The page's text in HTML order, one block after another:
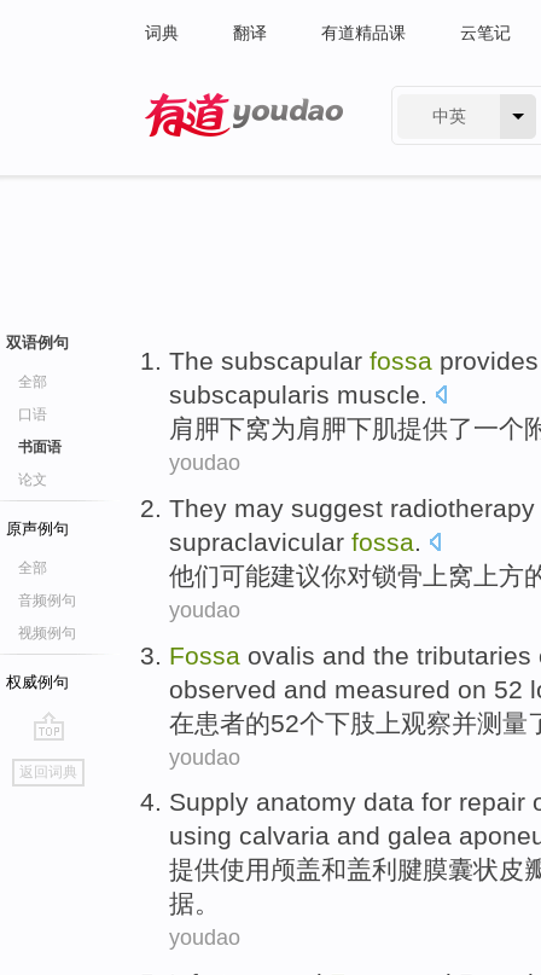
词典 翻译 有道精品课 云笔记
中英
双语例句
全部
口语
书面语
论文
原声例句
全部
音频例句
视频例句
权威例句
go
top
返回词典
The subscapular fossa provides
subscapularis muscle.
肩胛下窝为 肩胛下肌提供了一个
youdao
They may suggest radiotherapy
supraclavicular fossa.
他们可能建议你对锁骨 上窝 上方
youdao
Fossa ovalis and the tributaries
observed and measured on 52
在患者的52个下肢 上观察并测量
youdao
Supply anatomy data for repair
using calvaria and galea
提供使用 颅盖和盖利腱膜囊状皮
据。
youdao